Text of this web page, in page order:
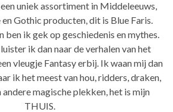
uniek assortiment in Middeleeuws,
Gothic producten, dit is Blue Faris.
ben ik gek op geschiedenis en mythes.
ik dan naar de verhalen van het
vleugje Fantasy erbij. Ik waan mij dan
ik het meest van hou, ridders, draken,
andere magische plekken, het is mijn
THUIS.